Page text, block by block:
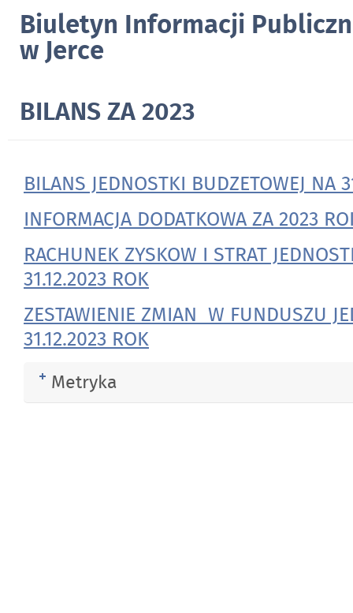
Biuletyn Informacji
w Jerce
BILANS ZA 2023
BILANS JEDNOSTKI BUDZETOWEJ NA
INFORMACJA DODATKOWA ZA 2023
RACHUNEK ZYSKOW I STRAT
31.12.2023 ROK
ZESTAWIENIE ZMIAN W FUNDUSZU
31.12.2023 ROK
Rozwiń
Metryka